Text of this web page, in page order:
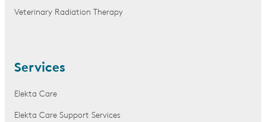
Veterinary Radiation Therapy
Services
Elekta Care
Elekta Care Support Services